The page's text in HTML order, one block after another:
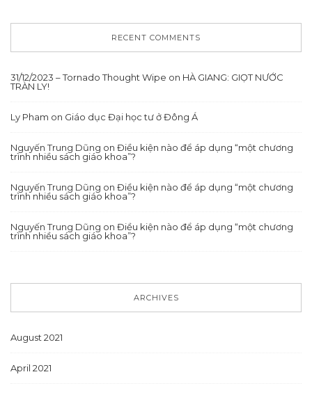
RECENT COMMENTS
31/12/2023 – Tornado Thought Wipe on HÀ GIANG: GIỌT NƯỚC
TRÀN LY!
Ly Pham on Giáo dục Đại học tư ở Đông Á
Nguyến Trung Dũng on Điều kiện nào để áp dụng “một chương
trình nhiều sách giáo khoa”?
Nguyến Trung Dũng on Điều kiện nào để áp dụng “một chương
trình nhiều sách giáo khoa”?
Nguyến Trung Dũng on Điều kiện nào để áp dụng “một chương
trình nhiều sách giáo khoa”?
ARCHIVES
August 2021
April 2021